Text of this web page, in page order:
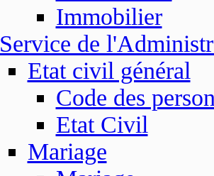
Immobilier
Service de
Etat civil général
Code des
Etat Civil
Mariage